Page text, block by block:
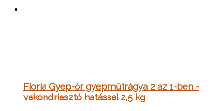
Floria Gyep-őr gyepműtrágya 2 az 1-ben -
vakondriasztó hatással 2,5 kg